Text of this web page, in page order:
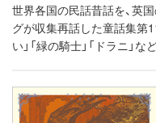
世界各国の民話昔話を、英
グが収集再話した童話集第
い」「緑の騎士」「ドラニ」な